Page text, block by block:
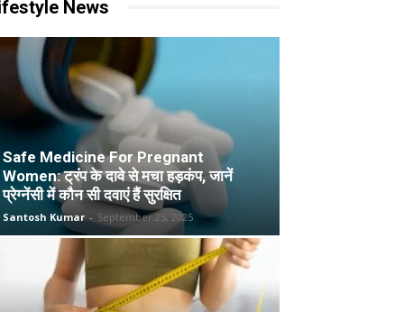
News
Safe Medicine For Pregnant
Women: ट्रंप के दावे से मचा हड़कंप, जानें
प्रेग्नेंसी में कौन सी दवाएं हैं सुरक्षित
Santosh Kumar - September 25, 2025